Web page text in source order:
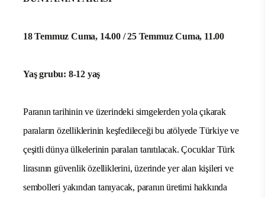
18 Temmuz Cuma, 14.00 / 25 Temmuz Cuma, 11.00
Yaş grubu: 8-12 yaş
Paranın tarihinin ve üzerindeki simgelerden yola çıkarak
paraların özelliklerinin keşfedileceği bu atölyede Türkiye ve
çeşitli dünya ülkelerinin paraları tanıtılacak. Çocuklar Türk
lirasının güvenlik özelliklerini, üzerinde yer alan kişileri ve
sembolleri yakından tanıyacak, paranın üretimi hakkında